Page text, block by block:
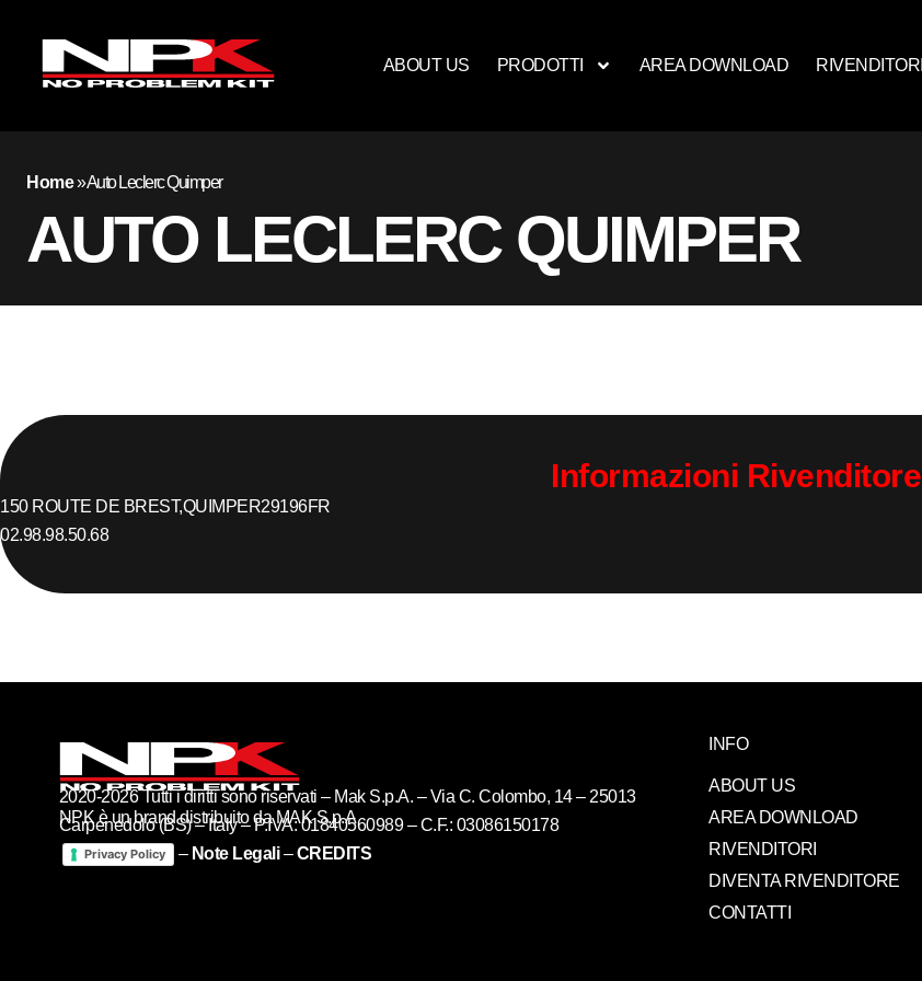
ABOUT US PRODOTTI AREA DOWNLOAD RIVENDITORI
Home»Auto Leclerc Quimper
AUTO LECLERC QUIMPER
Informazioni Rivenditore
150 ROUTE DE BREST,QUIMPER29196FR
02.98.98.50.68
NPK è un brand distribuito da MAK S.p.A
2020-2026 Tutti i diritti sono riservati – Mak S.p.A. – Via C. Colombo, 14 – 25013
Carpenedolo (BS) – Italy – P.IVA: 01840560989 – C.F.: 03086150178
Privacy Policy – Note Legali–CREDITS
INFO
ABOUT US
AREA DOWNLOAD
RIVENDITORI
DIVENTA RIVENDITORE
CONTATTI